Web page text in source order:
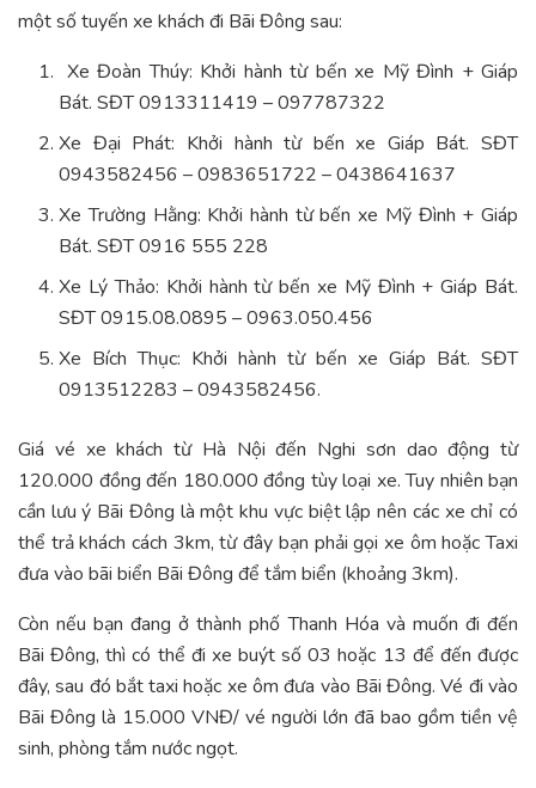
một số tuyến xe khách đi Bãi Đông sau:
Xe Đoàn Thúy: Khởi hành từ bến xe Mỹ Đình + Giáp
Bát. SĐT 0913311419 – 097787322
Xe Đại Phát: Khởi hành từ bến xe Giáp Bát. SĐT
0943582456 – 0983651722 – 0438641637
Xe Trường Hằng: Khởi hành từ bến xe Mỹ Đình + Giáp
Bát. SĐT 0916 555 228
Xe Lý Thảo: Khởi hành từ bến xe Mỹ Đình + Giáp Bát.
SĐT 0915.08.0895 – 0963.050.456
Xe Bích Thục: Khởi hành từ bến xe Giáp Bát. SĐT
0913512283 – 0943582456.
Giá vé xe khách từ Hà Nội đến Nghi sơn dao động từ
120.000 đồng đến 180.000 đồng tùy loại xe. Tuy nhiên bạn
cần lưu ý Bãi Đông là một khu vực biệt lập nên các xe chỉ có
thể trả khách cách 3km, từ đây bạn phải gọi xe ôm hoặc Taxi
đưa vào bãi biển Bãi Đông để tắm biển (khoảng 3km).
Còn nếu bạn đang ở thành phố Thanh Hóa và muốn đi đến
Bãi Đông, thì có thể đi xe buýt số 03 hoặc 13 để đến được
đây, sau đó bắt taxi hoặc xe ôm đưa vào Bãi Đông. Vé đi vào
Bãi Đông là 15.000 VNĐ/ vé người lớn đã bao gồm tiền vệ
sinh, phòng tắm nước ngọt.